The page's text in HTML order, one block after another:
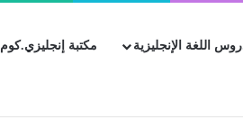
اللغة الإنجليزية مكتبة إنجليزي.كوم